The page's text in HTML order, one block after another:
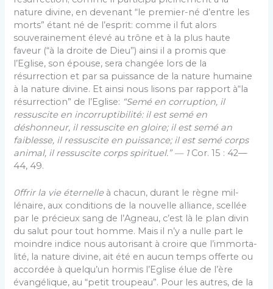
nature divine, en devenant “le premier-né d’entre les
morts” étant né de l’esprit: comme il fut alors
souverainement élevé au trône et à la plus haute
faveur (“à la droite de Dieu”) ainsi il a promis que
l’Eglise, son épouse, sera changée lors de la
résurrection et par sa puissance de la nature humaine
à la nature divine. Et ainsi nous lisons par rapport à“la
résurrection” de l’Eglise: “Semé en corruption, il
ressuscite en incorruptibilité: il est semé en
déshonneur, il ressuscite en gloire; il est semé an
faiblesse, il ressuscite en puissance; il est semé corps
animal, il ressuscite corps spirituel.” — 1Cor. 15 : 42—
44, 49.
0ffrir la vie éternelle à chacun, durant le règne mil­
lénaire, aux conditions de la nouvelle alliance, scellée
par le précieux sang de l’Agneau, c’est là le plan divin
du salut pour tout homme. Mais il n’y a nulle part le
moindre indice nous autorisant à croire que l’immorta­
lité, la nature divine, ait été en aucun temps offerte ou
accordée à quelqu’un hormis l’Eglise élue de l’ère
évan­gélique, au “petit troupeau”. Pour les autres, de la